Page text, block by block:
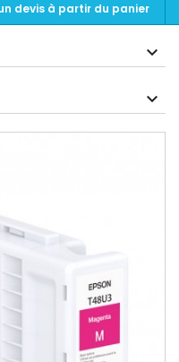
devis à partir du panier